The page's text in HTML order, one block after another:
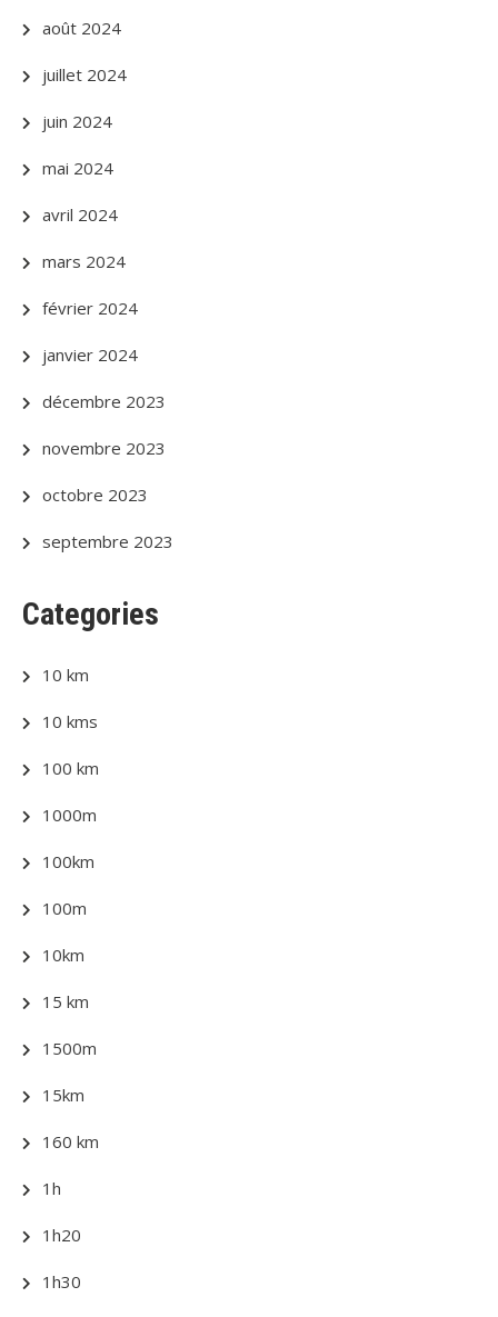
août 2024
juillet 2024
juin 2024
mai 2024
avril 2024
mars 2024
février 2024
janvier 2024
décembre 2023
novembre 2023
octobre 2023
septembre 2023
Categories
10 km
10 kms
100 km
1000m
100km
100m
10km
15 km
1500m
15km
160 km
1h
1h20
1h30